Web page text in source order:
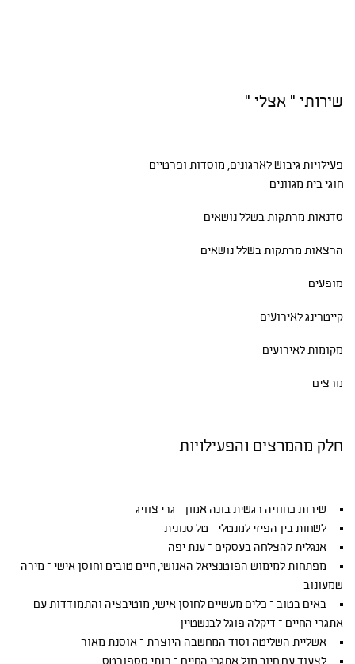
שירותי " אצלי "
פעילויות גיבושלארגונים, מוסדות ופרטיים
חוגי בית מגוונים
סדנאות מרתקות בשלל נושאים
הרצאות מרתקות בשלל נושאים
מופעים
קייטרינג לאירועים
מקומות לאירועים
מרצים
חלק מהמרצים והפעילויות
שירות כחוויה רגשית בונה אמון – גרי צוויג
לשחות בין הפיזי למנטלי – טל סנונית
אנגלית להצלחה בעסקים – ענת יפה
מפתחות למימוש הפוטנציאל האנושי, חיים טובים וחוסן אישי – מירה
שמעונוב
באים בטוב – כלים מעשיים לחוסן אישי, מוטיבציה והתמודדות עם
אתגרי החיים – דיקלה פוגל לבנשטיין
אשליית השליטה וסוד המחשבה היוצרת – אוסנת מאור